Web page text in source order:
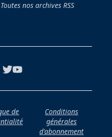
Toutes nos archives RSS
de
Conditions
générales
d'abonnement